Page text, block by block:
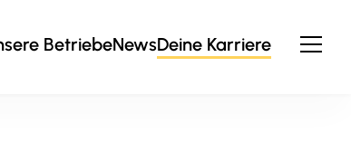
BetriebeNewsDeine Karriere